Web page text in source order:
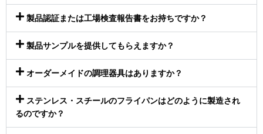
製品認証または工場検査報告書をお持ちですか？
製品サンプルを提供してもらえますか？
オーダーメイドの調理器具はありますか？
ステンレス・スチールのフライパンはどのように製造され
るのですか？